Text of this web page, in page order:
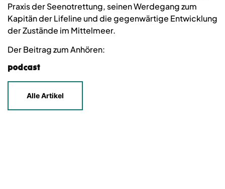
Praxis der Seenotrettung, seinen Werdegang zum
Kapitän der Lifeline und die gegenwärtige Entwicklung
der Zustände im Mittelmeer.
Der Beitrag zum Anhören:
podcast
Alle Artikel